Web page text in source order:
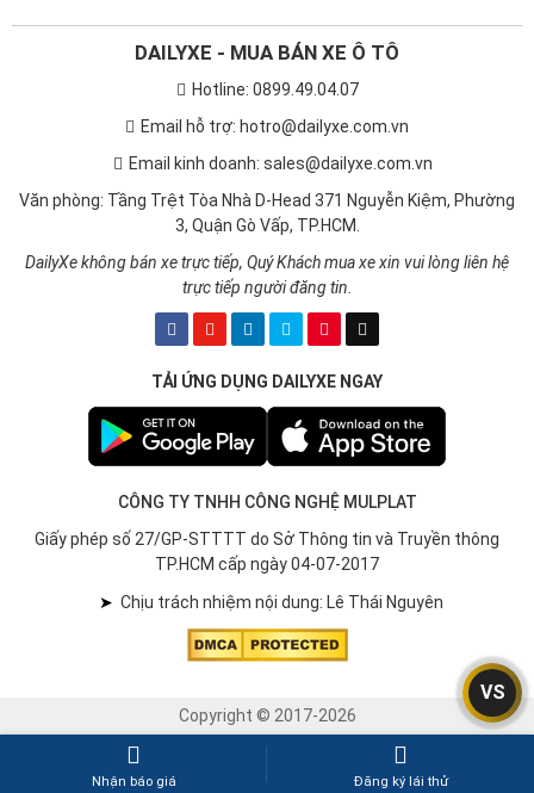
VS
DAILYXE - MUA BÁN XE Ô TÔ
Hotline: 0899.49.04.07
Email hỗ trợ: hotro@dailyxe.com.vn
Email kinh doanh: sales@dailyxe.com.vn
Văn phòng: Tầng Trệt Tòa Nhà D-Head 371 Nguyễn Kiệm, Phường
3, Quận Gò Vấp, TP.HCM.
DailyXe không bán xe trực tiếp, Quý Khách mua xe xin vui lòng liên hệ
trực tiếp người đăng tin.
TẢI ỨNG DỤNG DAILYXE NGAY
CÔNG TY TNHH CÔNG NGHỆ MULPLAT
Giấy phép số 27/GP-STTTT do Sở Thông tin và Truyền thông
TP.HCM cấp ngày 04-07-2017
➤ Chịu trách nhiệm nội dung: Lê Thái Nguyên
Copyright © 2017-2026
Nhận báo giá Đăng ký lái thử